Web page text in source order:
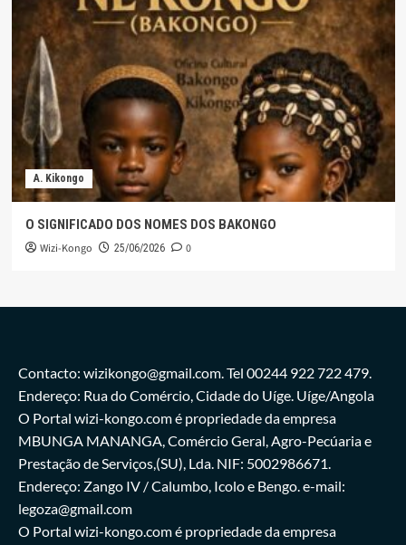
A. Kikongo
O SIGNIFICADO DOS NOMES DOS BAKONGO
Wizi-Kongo 25/06/2026 0
Contacto: wizikongo@gmail.com. Tel 00244 922 722 479.
Endereço: Rua do Comércio, Cidade do Uíge. Uíge/Angola
O Portal wizi-kongo.com é propriedade da empresa
MBUNGA MANANGA, Comércio Geral, Agro-Pecúaria e
Prestação de Serviços,(SU), Lda. NIF: 5002986671.
Endereço: Zango IV / Calumbo, Icolo e Bengo. e-mail:
legoza@gmail.com
O Portal wizi-kongo.com é propriedade da empresa